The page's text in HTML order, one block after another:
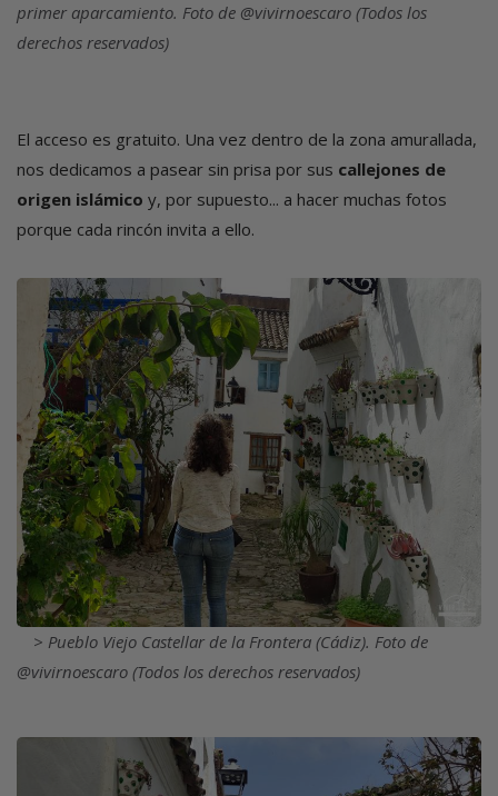
primer aparcamiento. Foto de @vivirnoescaro (Todos los
derechos reservados)
El acceso es gratuito. Una vez dentro de la zona amurallada,
nos dedicamos a pasear sin prisa por sus callejones de
origen islámico y, por supuesto... a hacer muchas fotos
porque cada rincón invita a ello.
Imagen
Pueblo Viejo Castellar de la Frontera (Cádiz). Foto de
@vivirnoescaro (Todos los derechos reservados)